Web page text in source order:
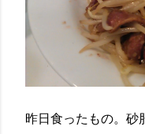
昨日食ったもの。砂